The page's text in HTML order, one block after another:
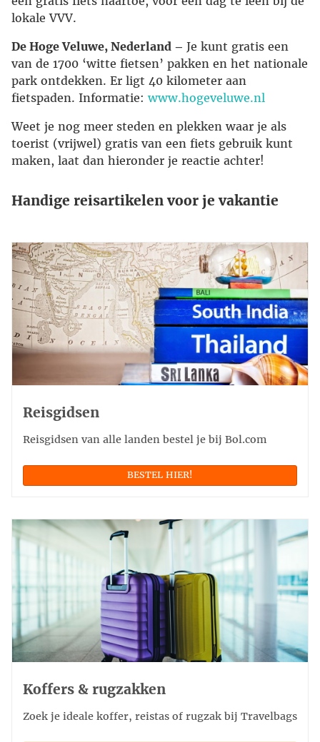
lokale VVV.
De Hoge Veluwe, Nederland – Je kunt gratis een
van de 1700 ‘witte fietsen’ pakken en het nationale
park ontdekken. Er ligt 40 kilometer aan
fietspaden. Informatie: www.hogeveluwe.nl
Weet je nog meer steden en plekken waar je als
toerist (vrijwel) gratis van een fiets gebruik kunt
maken, laat dan hieronder je reactie achter!
Handige reisartikelen voor je vakantie
Reisgidsen
Reisgidsen van alle landen bestel je bij Bol.com
BESTEL HIER!
Koffers & rugzakken
Zoek je ideale koffer, reistas of rugzak bij Travelbags